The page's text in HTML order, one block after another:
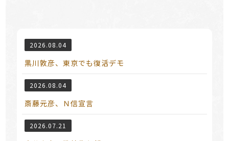
2026.08.04
黒川敦彦、東京でも復活デモ
2026.08.04
斎藤元彦、Ｎ信宣言
2026.07.21